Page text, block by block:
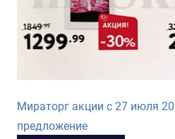
Мираторг акции с 27 июля
предложение